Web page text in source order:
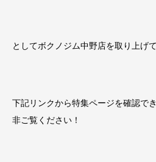
としてボクノジム中野店を取り上げ
下記リンクから特集ページを確認で
非ご覧ください！